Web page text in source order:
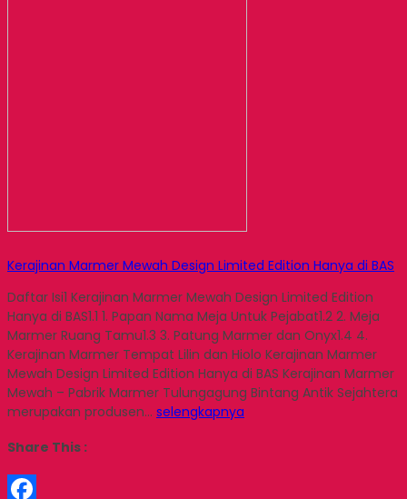
Kerajinan Marmer Mewah Design Limited Edition Hanya di BAS
Daftar Isi1 Kerajinan Marmer Mewah Design Limited Edition
Hanya di BAS1.1 1. Papan Nama Meja Untuk Pejabat1.2 2. Meja
Marmer Ruang Tamu1.3 3. Patung Marmer dan Onyx1.4 4.
Kerajinan Marmer Tempat Lilin dan Hiolo Kerajinan Marmer
Mewah Design Limited Edition Hanya di BAS Kerajinan Marmer
Mewah – Pabrik Marmer Tulungagung Bintang Antik Sejahtera
merupakan produsen… selengkapnya
Share This :